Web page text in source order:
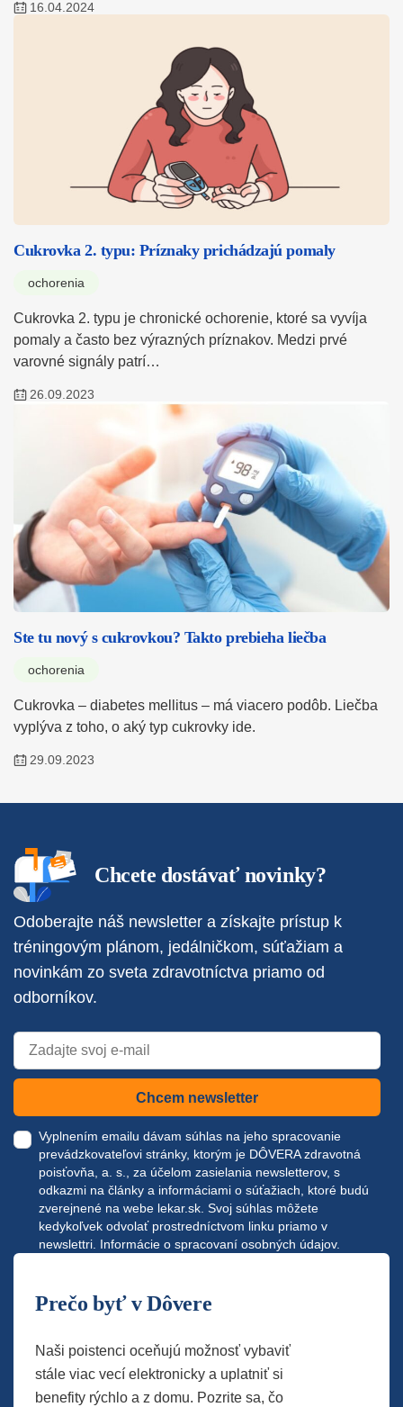
16.04.2024
Cukrovka 2. typu: Príznaky prichádzajú pomaly
ochorenia
Cukrovka 2. typu je chronické ochorenie, ktoré sa vyvíja
pomaly a často bez výrazných príznakov. Medzi prvé
varovné signály patrí…
26.09.2023
Ste tu nový s cukrovkou? Takto prebieha liečba
ochorenia
Cukrovka – diabetes mellitus – má viacero podôb. Liečba
vyplýva z toho, o aký typ cukrovky ide.
29.09.2023
Chcete dostávať novinky?
Odoberajte náš newsletter a získajte prístup k
tréningovým plánom, jedálničkom, súťažiam a
novinkám zo sveta zdravotníctva priamo od
odborníkov.
Chcem newsletter
Vyplnením emailu dávam súhlas na jeho spracovanie
prevádzkovateľovi stránky, ktorým je DÔVERA zdravotná
poisťovňa, a. s., za účelom zasielania newsletterov, s
odkazmi na články a informáciami o súťažiach, ktoré budú
zverejnené na webe lekar.sk. Svoj súhlas môžete
kedykoľvek odvolať prostredníctvom linku priamo v
newslettri. Informácie o spracovaní osobných údajov.
Prečo byť v Dôvere
Naši poistenci oceňujú možnosť vybaviť
stále viac vecí elektronicky a uplatniť si
benefity rýchlo a z domu. Pozrite sa, čo